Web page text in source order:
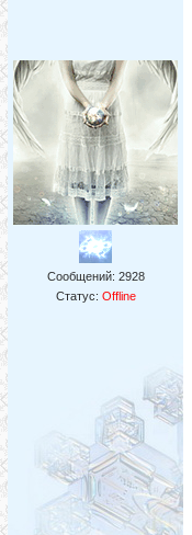
Сообщений: 2928
Статус: Offline